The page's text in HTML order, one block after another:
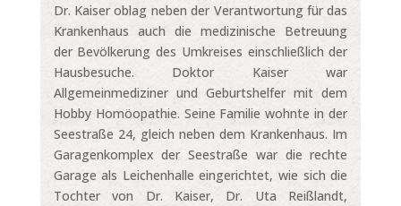
Dr. Kaiser oblag neben der Verantwortung für das
Krankenhaus auch die medizinische Betreuung
der Bevölkerung des Umkreises einschließlich der
Hausbesuche. Doktor Kaiser war
Allgemeinmediziner und Geburtshelfer mit dem
Hobby Homöopathie. Seine Familie wohnte in der
Seestraße 24, gleich neben dem Krankenhaus. Im
Garagenkomplex der Seestraße war die rechte
Garage als Leichenhalle eingerichtet, wie sich die
Tochter von Dr. Kaiser, Dr. Uta Reißlandt,